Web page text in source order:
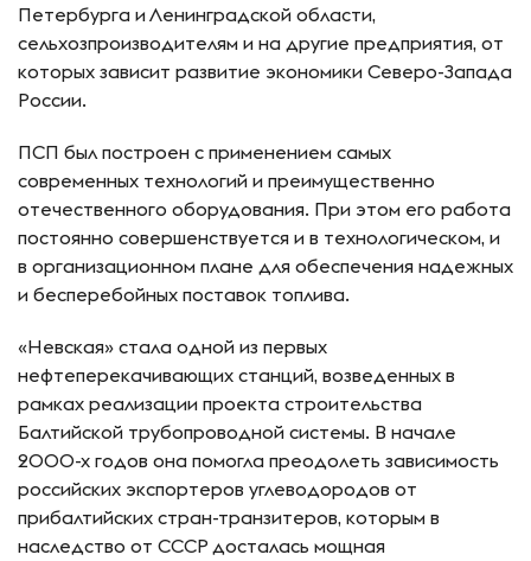
Петербурга и Ленинградской области,
сельхозпроизводителям и на другие предприятия, от
которых зависит развитие экономики Северо-Запада
России.
ПСП был построен с применением самых
современных технологий и преимущественно
отечественного оборудования. При этом его работа
постоянно совершенствуется и в технологическом, и
в организационном плане для обеспечения надежных
и бесперебойных поставок топлива.
«Невская» стала одной из первых
нефтеперекачивающих станций, возведенных в
рамках реализации проекта строительства
Балтийской трубопроводной системы. В начале
2000-х годов она помогла преодолеть зависимость
российских экспортеров углеводородов от
прибалтийских стран-транзитеров, которым в
наследство от СССР досталась мощная